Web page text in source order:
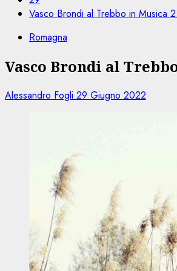
Vasco Brondi al Trebbo in Musica
Romagna
Vasco Brondi al
Alessandro Fogli 29 Giugno 2022